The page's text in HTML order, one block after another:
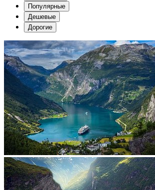
Популярные
Дешевые
Дорогие